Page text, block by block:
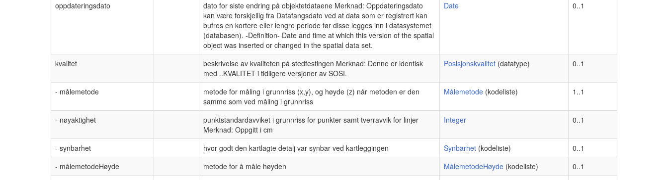
oppdateringsdato
dato for siste endring på objektetdataene Merknad: Oppdateringsdato
kan være forskjellig fra Datafangsdato ved at data som er registrert kan
bufres en kortere eller lengre periode før disse legges inn i datasystemet
(databasen). -Definition- Date and time at which this version of the spatial
object was inserted or changed in the spatial data set.
Date 0..1
kvalitet
beskrivelse av kvaliteten på stedfestingen Merknad: Denne er identisk
med ..KVALITET i tidligere versjoner av SOSI.
Posisjonskvalitet (datatype) 0..1
- målemetode
metode for måling i grunnriss (x,y), og høyde (z) når metoden er den
samme som ved måling i grunnriss
Målemetode (kodeliste) 1..1
- nøyaktighet
punktstandardavviket i grunnriss for punkter samt tverravvik for linjer
Merknad: Oppgitt i cm
Integer 0..1
- synbarhet hvor godt den kartlagte detalj var synbar ved kartleggingen Synbarhet (kodeliste)
0..1
- målemetodeHøyde
metode for å måle høyden MålemetodeHøyde (kodeliste)
0..1